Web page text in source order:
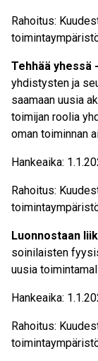
Rahoitus:
Tehhää yhessä -
yhdistysten ja
saamaan uusia
toimijan roolia
oman toiminnan
Hankeaika:
Rahoitus:
Luonnostaan
soinilaisten
uusia
Hankeaika:
Rahoitus: